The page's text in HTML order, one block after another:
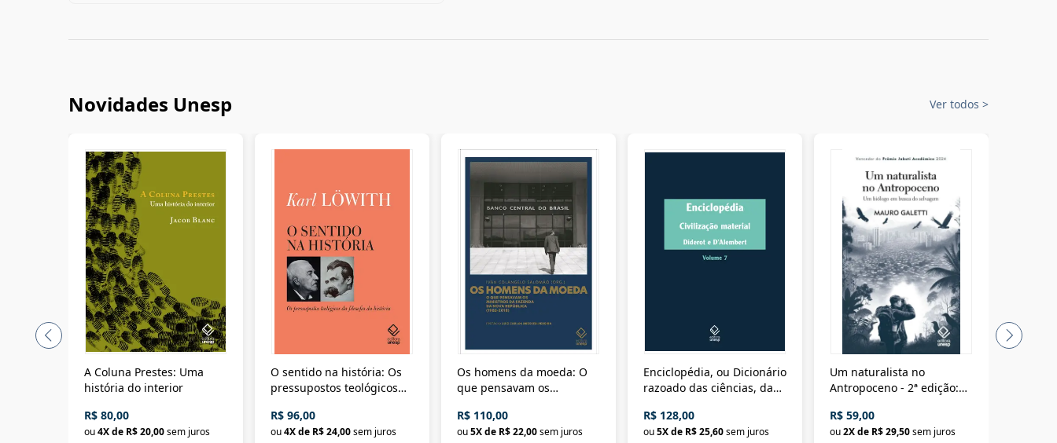
Novidades Unesp Ver todos >
A Coluna Prestes: Uma
história do interior
R$ 80,00
ou4X de R$ 20,00sem juros
O sentido na história: Os
pressupostos teológicos
R$ 96,00
ou4X de R$ 24,00sem juros
Os homens da moeda: O
que pensavam os
Nova República (1985-
2018)
R$ 110,00
ou5X de R$ 22,00sem juros
Enciclopédia, ou Dicionário
razoado das ciências, das
Civilização material
R$ 128,00
ou5X de R$ 25,60sem juros
Um naturalista no
Antropoceno - 2ª edição:
selvagem
R$ 59,00
ou2X de R$ 29,50sem juros